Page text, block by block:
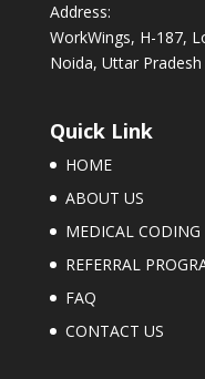
Address:
WorkWings, H-187,
Noida, Uttar
Quick Link
HOME
ABOUT US
MEDICAL CODING
REFERRAL
FAQ
CONTACT US